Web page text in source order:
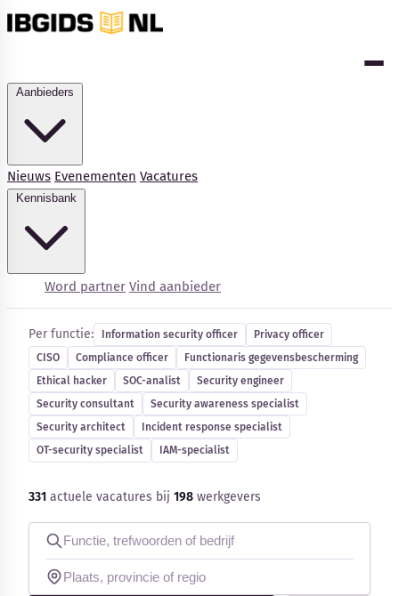
Nieuws Evenementen Vacatures
Word partner Vind aanbieder
Kennisbank
Blog
Bedrijfsupdates
Externe bronnen
Woordenboek
Auteurs
Cybersecurity-vacatures
Per functie: Information security officer
Privacy officer
CISO
Compliance officer
Functionaris gegevensbescherming
Ethical hacker
SOC-analist
Security engineer
Security consultant
Security awareness specialist
Security architect
Incident response specialist
OT-security specialist
IAM-specialist
331 actuele vacatures bij 198 werkgevers